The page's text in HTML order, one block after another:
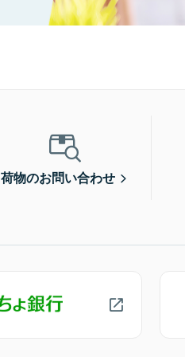
荷物のお問い合わせ